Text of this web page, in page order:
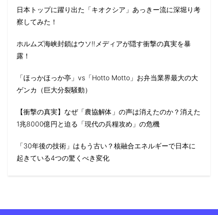
日本トップに躍り出た「キオクシア」あっきー流に深堀り考
察してみた！
ホルムズ海峡封鎖はウソ‼️メディアが隠す衝撃の真実を暴
露！
「ほっかほっか亭」vs「Hotto Motto」お弁当業界最大の大
ゲンカ（巨大分裂騒動）
【衝撃の真実】なぜ「農協解体」の声は消えたのか？消えた
1兆8000億円と迫る「現代の兵糧攻め」の危機
「30年後の技術」はもう古い？核融合エネルギーで日本に
起きている4つの驚くべき変化